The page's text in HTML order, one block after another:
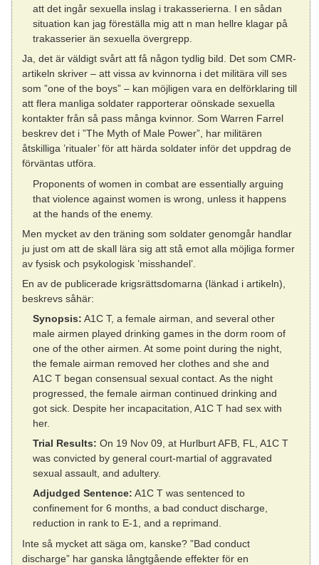
att det ingår sexuella inslag i trakasserierna. I en sådan
situation kan jag föreställa mig att n man hellre klagar på
trakasserier än sexuella övergrepp.
Ja, det är väldigt svårt att få någon tydlig bild. Det som CMR-
artikeln skriver – att vissa av kvinnorna i det militära vill ses
som ”one of the boys” – kan möjligen vara en delförklaring till
att flera manliga soldater rapporterar oönskade sexuella
kontakter från så pass många kvinnor. Som Warren Farrel
beskrev det i ”The Myth of Male Power”, har militären
åtskilliga ’ritualer’ för att härda soldater inför det uppdrag de
förväntas utföra.
Proponents of women in combat are essentially arguing
that violence against women is wrong, unless it happens
at the hands of the enemy.
Men mycket av den träning som soldater genomgår handlar
ju just om att de skall lära sig att stå emot alla möjliga former
av fysisk och psykologisk ’misshandel’.
En av de publicerade krigsrättsdomarna (länkad i artikeln),
beskrevs såhär:
Synopsis: A1C T, a female airman, and several other
male airmen played drinking games in the dorm room of
one of the other airmen. At some point during the night,
the female airman removed her clothes and she and
A1C T began consensual sexual contact. As the night
progressed, the female airman continued drinking and
got sick. Despite her incapacitation, A1C T had sex with
her.
Trial Results: On 19 Nov 09, at Hurlburt AFB, FL, A1C T
was convicted by general court-martial of aggravated
sexual assault, and adultery.
Adjudged Sentence: A1C T was sentenced to
confinement for 6 months, a bad conduct discharge,
reduction in rank to E-1, and a reprimand.
Inte så mycket att säga om, kanske? ”Bad conduct
discharge” har ganska långtgående effekter för en